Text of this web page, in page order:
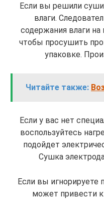
Если вы решили
влаги.
содержания влаги
чтобы просушить
упаковке.
Читайте также:
Если у вас нет
воспользуйтесь
подойдет
Сушка
Если вы игнорируете
может привести